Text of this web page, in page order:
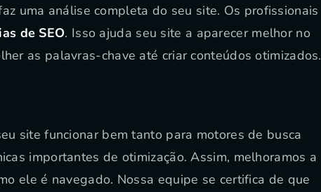
uma análise completa do seu site. Os profissionais
de SEO. Isso ajuda seu site a aparecer melhor no
as palavras-chave até criar conteúdos otimizados.
site funcionar bem tanto para motores de busca
importantes de otimização. Assim, melhoramos a
ele é navegado. Nossa equipe se certifica de que